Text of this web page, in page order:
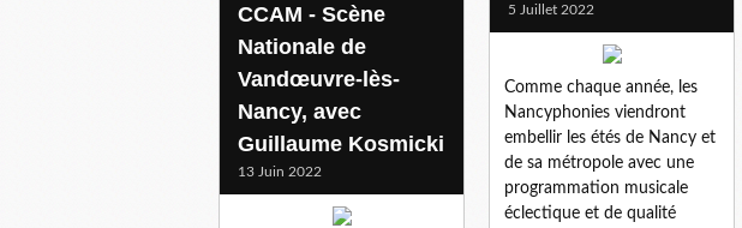
5 Juillet 2022
Comme chaque année, les
Nancyphonies viendront
embellir les étés de Nancy et
de sa métropole avec une
programmation musicale
éclectique et de qualité
CCAM - Scène
Nationale de
Vandœuvre-lès-
Nancy, avec
Guillaume Kosmicki
13 Juin 2022